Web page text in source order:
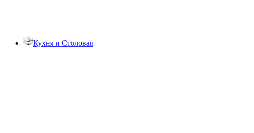
Кухня и Столовая